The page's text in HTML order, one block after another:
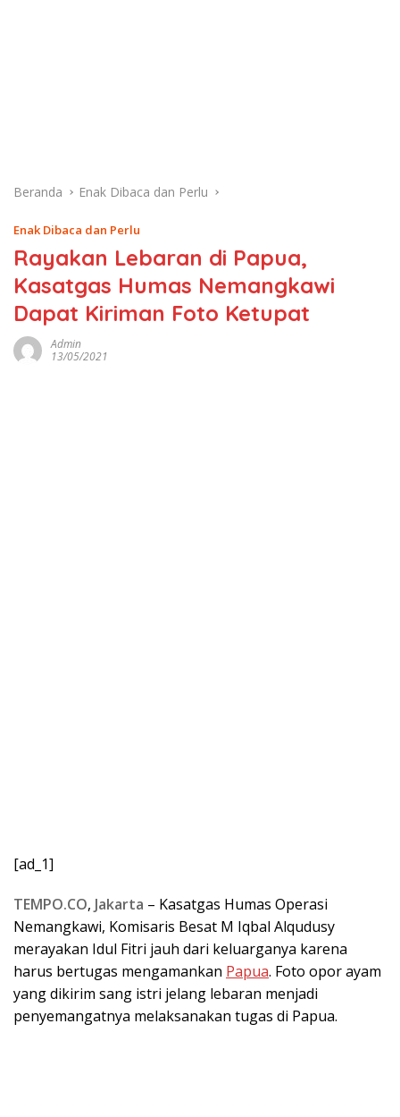
Beranda Enak Dibaca dan Perlu
Enak Dibaca dan Perlu
Rayakan Lebaran di Papua,
Kasatgas Humas Nemangkawi
Dapat Kiriman Foto Ketupat
Admin
13/05/2021
[ad_1]
TEMPO.CO, Jakarta – Kasatgas Humas Operasi
Nemangkawi, Komisaris Besat M Iqbal Alqudusy
merayakan Idul Fitri jauh dari keluarganya karena
harus bertugas mengamankan Papua. Foto opor ayam
yang dikirim sang istri jelang lebaran menjadi
penyemangatnya melaksanakan tugas di Papua.